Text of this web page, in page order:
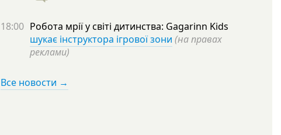
18:00 Робота мрії у світі дитинства: Gagarinn Kids
шукає інструктора ігрової зони (на правах
реклами)
Все новости →